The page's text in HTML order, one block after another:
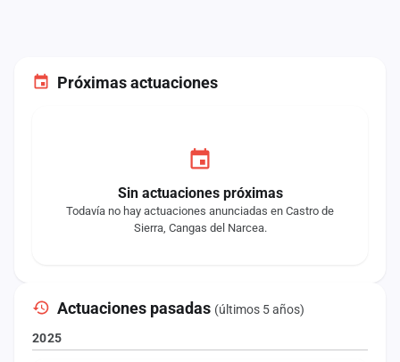
Próximas actuaciones
Sin actuaciones próximas
Todavía no hay actuaciones anunciadas en Castro de
Sierra, Cangas del Narcea.
Actuaciones pasadas (últimos 5 años)
2025